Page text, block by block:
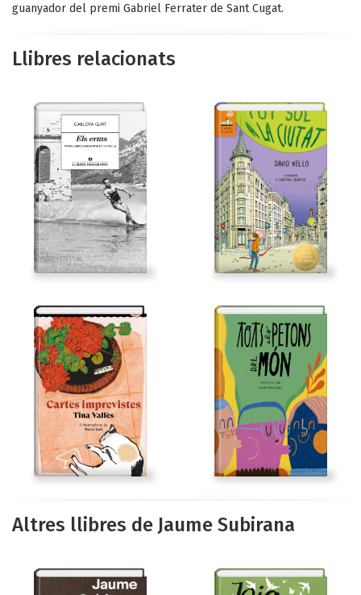
guanyador del premi Gabriel Ferrater de Sant Cugat.
Llibres relacionats
Altres llibres de Jaume Subirana